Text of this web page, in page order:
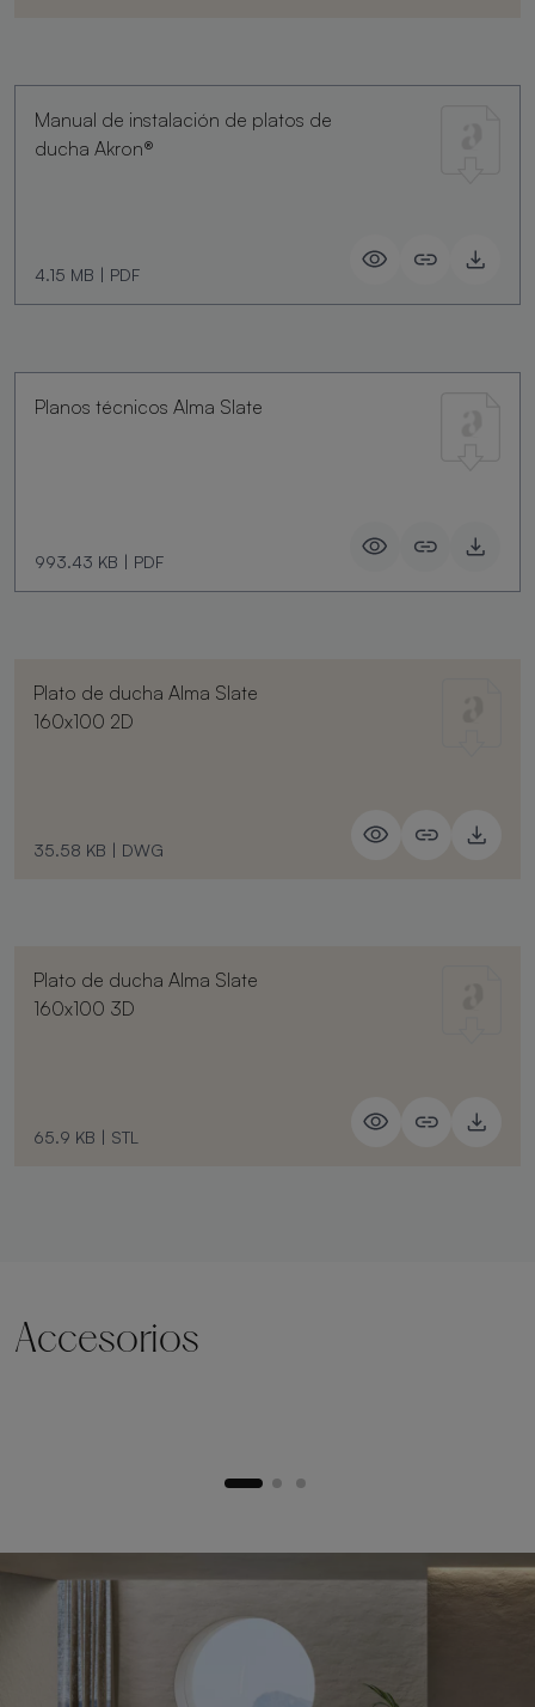
Manual de instalación de platos de
ducha Akron®
4.15 MB | PDF
Planos técnicos Alma Slate
993.43 KB | PDF
Plato de ducha Alma Slate
160x100 2D
35.58 KB | DWG
Plato de ducha Alma Slate
160x100 3D
65.9 KB | STL
Accesorios